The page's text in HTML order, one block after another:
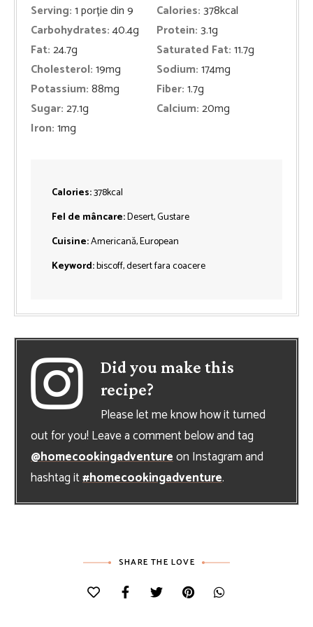
Serving:1porție din 9 Calories:378kcal
Carbohydrates:40.4g Protein:3.1g
Fat:24.7g Saturated Fat:11.7g
Cholesterol:19mg Sodium:174mg
Potassium:88mg Fiber:1.7g
Sugar:27.1g Calcium:20mg
Iron:1mg
Calories:378kcal
Fel de mâncare:Desert, Gustare
Cuisine:Americană, European
Keyword:biscoff, desert fara coacere
Did you make this
recipe?
Please let me know how it turned
out for you! Leave a comment below and tag
@homecookingadventureon Instagram and
hashtag it#homecookingadventure.
SHARE THE LOVE